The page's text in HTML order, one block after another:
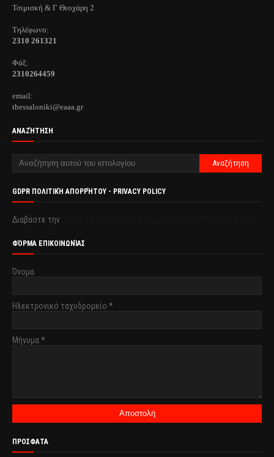
Τσιμισκή & Γ Θεοχάρη 2
Τηλέφωνo:
2310 261321
Φάξ:
2310264459
email:
thessaloniki@eaaa.gr
ΑΝΑΖΉΤΗΣΗ
GDPR ΠΟΛΙΤΙΚΉ ΑΠΟΡΡΉΤΟΥ - PRIVACY POLICY
Διαβάστε την
ΦΌΡΜΑ ΕΠΙΚΟΙΝΩΝΊΑΣ
Όνομα
Ηλεκτρονικό ταχυδρομείο *
Μήνυμα *
ΠΡΟΣΦΑΤΑ